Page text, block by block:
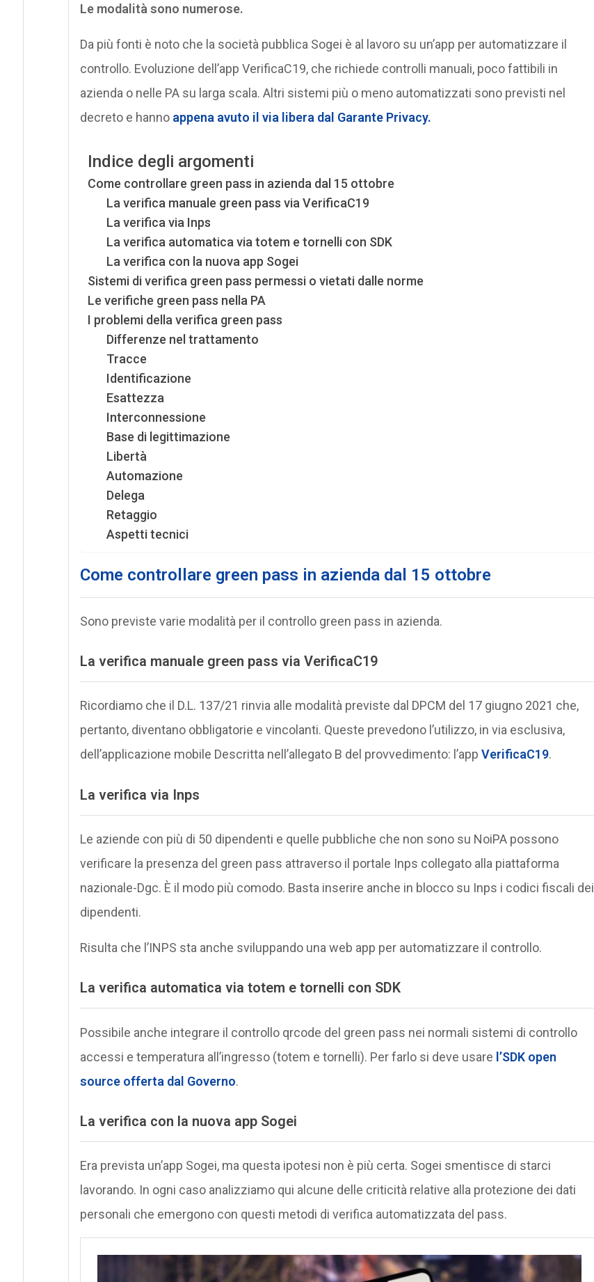
Le modalità sono numerose.
Da più fonti è noto che la società pubblica Sogei è al lavoro su un’app per automatizzare il
controllo. Evoluzione dell’app VerificaC19, che richiede controlli manuali, poco fattibili in
azienda o nelle PA su larga scala. Altri sistemi più o meno automatizzati sono previsti nel
decreto e hanno appena avuto il via libera dal Garante Privacy.
Indice degli argomenti
Come controllare green pass in azienda dal 15 ottobre
La verifica manuale green pass via VerificaC19
La verifica via Inps
La verifica automatica via totem e tornelli con SDK
La verifica con la nuova app Sogei
Sistemi di verifica green pass permessi o vietati dalle norme
Le verifiche green pass nella PA
I problemi della verifica green pass
Differenze nel trattamento
Tracce
Identificazione
Esattezza
Interconnessione
Base di legittimazione
Libertà
Automazione
Delega
Retaggio
Aspetti tecnici
Come controllare green pass in azienda dal 15 ottobre
Sono previste varie modalità per il controllo green pass in azienda.
La verifica manuale green pass via VerificaC19
Ricordiamo che il D.L. 137/21 rinvia alle modalità previste dal DPCM del 17 giugno 2021 che,
pertanto, diventano obbligatorie e vincolanti. Queste prevedono l’utilizzo, in via esclusiva,
dell’applicazione mobile Descritta nell’allegato B del provvedimento: l’app VerificaC19.
La verifica via Inps
Le aziende con più di 50 dipendenti e quelle pubbliche che non sono su NoiPA possono
verificare la presenza del green pass attraverso il portale Inps collegato alla piattaforma
nazionale-Dgc. È il modo più comodo. Basta inserire anche in blocco su Inps i codici fiscali dei
dipendenti.
Risulta che l’INPS sta anche sviluppando una web app per automatizzare il controllo.
La verifica automatica via totem e tornelli con SDK
Possibile anche integrare il controllo qrcode del green pass nei normali sistemi di controllo
accessi e temperatura all’ingresso (totem e tornelli). Per farlo si deve usare l’SDK open
source offerta dal Governo.
La verifica con la nuova app Sogei
Era prevista un’app Sogei, ma questa ipotesi non è più certa. Sogei smentisce di starci
lavorando. In ogni caso analizziamo qui alcune delle criticità relative alla protezione dei dati
personali che emergono con questi metodi di verifica automatizzata del pass.